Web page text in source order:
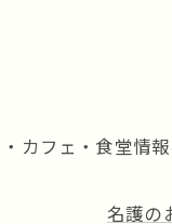
カフェ・食堂情
名護の